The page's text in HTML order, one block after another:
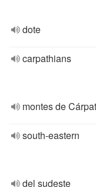
dote
carpathians
montes de
south-eastern
del sudeste